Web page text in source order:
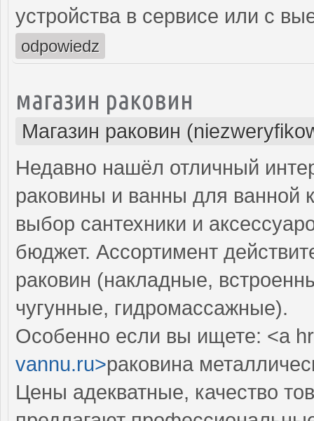
устройства в сервисе или с
odpowiedz
магазин раковин
Магазин раковин
Недавно нашёл отличный
раковины и ванны для ванной
выбор сантехники и
бюджет. Ассортимент
раковин (накладные,
чугунные, гидромассажные).
Особенно если вы ищете: <a
vannu.ru>раковина
Цены адекватные, качество